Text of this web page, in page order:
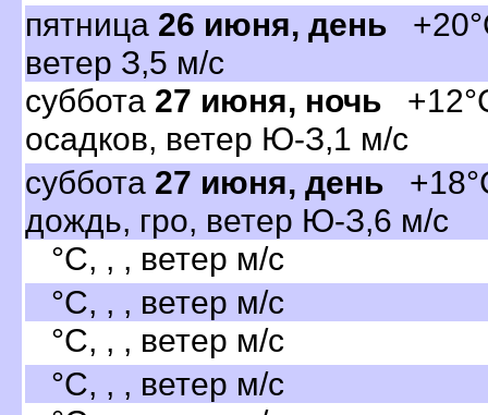
пятница 26 июня, день
етер З,5 м/с
суббота 27 июня, ночь
осадков, ветер Ю-З,1 м/с
суббота 27 июня, день
дождь, гро, ветер Ю-З,6 м/с
°C, , , ветер м/с
°C, , , ветер м/с
°C, , , ветер м/с
°C, , , ветер м/с